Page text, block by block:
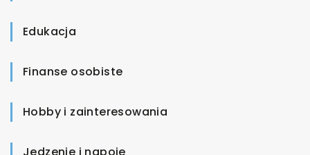
Edukacja
Finanse osobiste
Hobby i zainteresowania
Jedzenie i napoje